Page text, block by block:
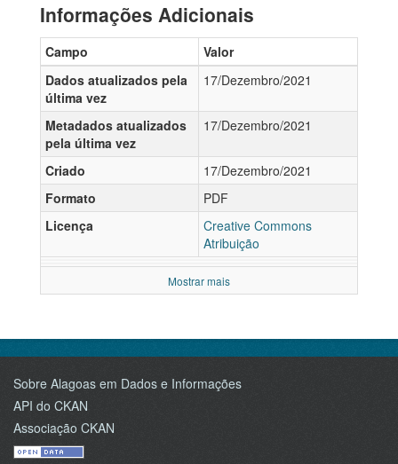
Informações Adicionais
Campo
Valor
Dados atualizados pela
última vez
17/Dezembro/2021
Metadados atualizados
pela última vez
17/Dezembro/2021
Criado
17/Dezembro/2021
Formato
PDF
Licença
Creative Commons
Atribuição
Mostrar mais
Sobre Alagoas em Dados e Informações
API do CKAN
Associação CKAN